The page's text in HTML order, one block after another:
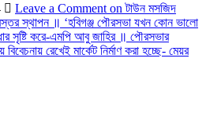
Leave a Comment on টাউন মসজিদ
স্থাপন ॥ ‘হবিগঞ্জ পৌরসভা যখন কোন ভালো
সৃষ্টি করে-এমপি আবু জাহির ॥ পৌরসভার
রেখেই মার্কেট নির্মাণ করা হচ্ছে- মেয়র